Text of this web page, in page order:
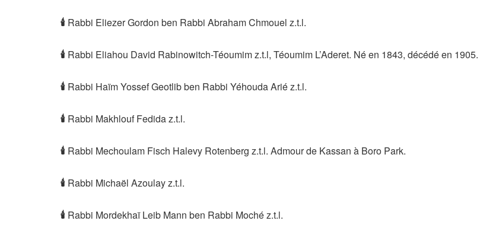
🕯 Rabbi Eliezer Gordon ben Rabbi Abraham Chmouel z.t.l.
🕯 Rabbi Eliahou David Rabinowitch-Téoumim z.t.l, Téoumim L’Aderet. Né en 1843, décédé en 1905.
🕯 Rabbi Haïm Yossef Geotlib ben Rabbi Yéhouda Arié z.t.l.
🕯 Rabbi Makhlouf Fedida z.t.l.
🕯 Rabbi Mechoulam Fisch Halevy Rotenberg z.t.l. Admour de Kassan à Boro Park.
🕯 Rabbi Michaël Azoulay z.t.l.
🕯 Rabbi Mordekhaï Leib Mann ben Rabbi Moché z.t.l.